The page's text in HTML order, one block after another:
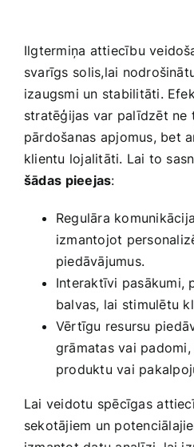
Ilgtermiņa attiecību
svarīgs⁤ solis,lai
izaugsmi un‌ stabilitāti.​
stratēģijas var palīdzēt ne
pārdošanas ⁤apjomus, bet
klientu‍ lojalitāti.‍ Lai to
šādas⁤ pieejas:
Regulāra
izmantojot
piedāvājumus.
Interaktīvi pasākumi,
balvas, lai stimulētu
Vērtīgu resursu
grāmatas vai
produktu vai
Lai veidotu spēcīgas⁣
sekotājiem un